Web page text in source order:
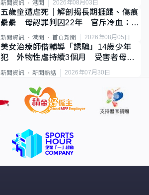
新聞資訊 港聞 2026年08月03日
五歲童遭虐死｜解剖揭長期捱餓、傷痕
纍纍 母認罪判囚22年 官斥冷血：同
類案最惡劣
新聞資訊 港聞 首頁新聞 2026年08月05日
美女治療師借輔導「誘騙」14歲少年
犯 外物性虐持續3個月 受害者母：
要保護其他人
新聞資訊 新聞熱話 2026年07月30日